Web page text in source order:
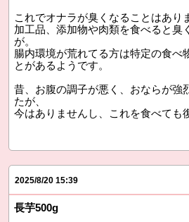
これでオナラが臭くなることはあり
加工品、添加物や肉類を食べると臭
が。
腸内環境が荒れてる方は特定の食べ
とがあるようです。
昔、お腹の調子が悪く、おならが強
たが、
今はありませんし、これを食べても
2025/8/20 15:39
長芋500g